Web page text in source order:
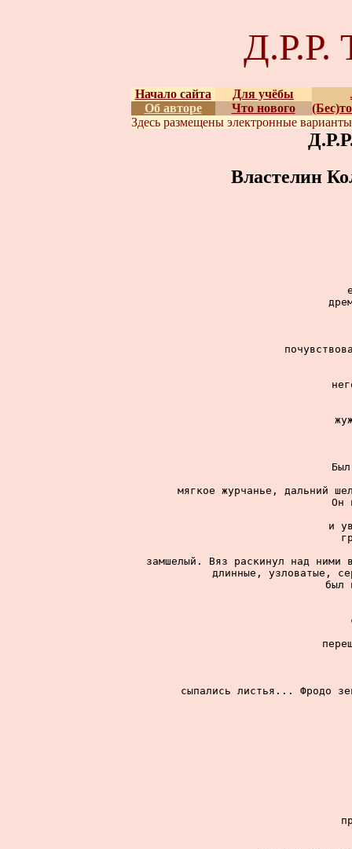
Начало сайта Для учёбы
Об авторе
Что нового
Здесь размещены электронные
Властелин
мягкое журчанье, дальний
Он
и
замшелый. Вяз раскинул над ними
длинные, узловатые,
был
сыпались листья... Фродо